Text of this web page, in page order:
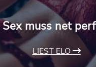
muss net
LIEST ELO